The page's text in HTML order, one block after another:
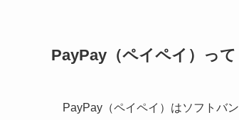
PayPay（ペイペイ）って
PayPay（ペイペイ）はソフトバ